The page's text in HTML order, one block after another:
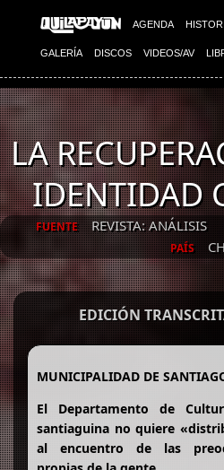
AGENDA
GALERÍA DISCOS VIDEOS/AV
LA
IDENTIDAD
FUENTE REVISTA: ANÁLISIS
PAÍS
EDICIÓN
MUNICIPALIDAD DE
El Departamento de
santiaguina no quiere
al encuentro de las